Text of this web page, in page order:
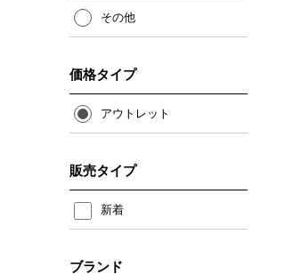
その他
価格タイプ
アウトレット
販売タイプ
新着
ブランド